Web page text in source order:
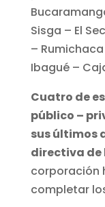
Sisga – El
–
Ibagué –
Cuatro de
público –
sus últimos
directiva de
corporación
completar